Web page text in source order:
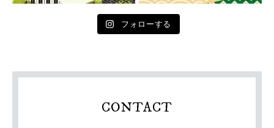
フォローする
CONTACT